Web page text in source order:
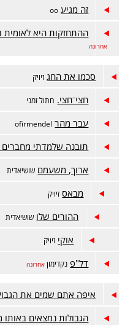
זה מגיע oo
ההתחזקות היא
אחרונה
סכמו את החג זיויק
חצי־חצי. חתול זמני
עבר מהר ofirmendel
תובנה שלמדתי מחברים
ארוך, משעמם שושיאדית
מבאס זיויק
ההורים שלו שושיאדית
אוקי זיויק
דל"פ נקדימון אחרונה
איפה אתם שמים את
הגבולות נמצאים